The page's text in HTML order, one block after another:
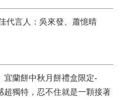
代言人：吳來發、蕭憶晴
宜蘭餅中秋月餅禮盒限定-
超獨特，忍不住就是一顆接著